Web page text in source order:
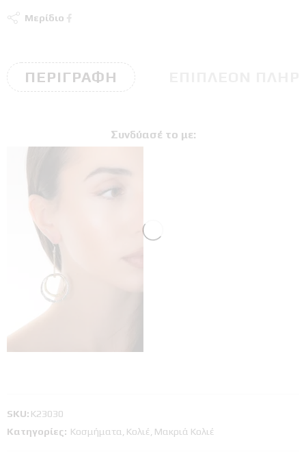
Μερίδιο
ΠΕΡΙΓΡΑΦΉ
Συνδύασέ το με:
SKU: Κ23030
Κατηγορίες: Κοσμήματα Κολιέ Μακριά Κολιέ